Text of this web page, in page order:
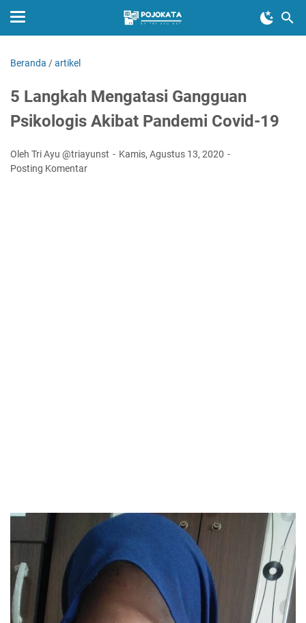
Beranda /artikel
5 Langkah Mengatasi Gangguan
Psikologis Akibat Pandemi Covid-19
Oleh Tri Ayu @triayunst
Kamis, Agustus 13, 2020
Posting Komentar